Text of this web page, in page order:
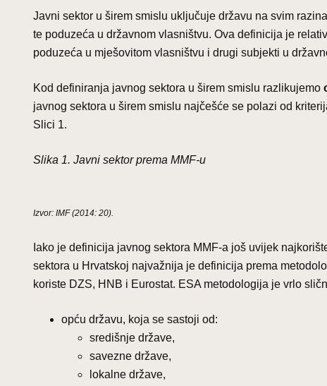
Javni sektor u širem smislu uključuje državu na svim
te poduzeća u državnom vlasništvu. Ova definicija je
poduzeća u mješovitom vlasništvu i drugi subjekti u
Kod definiranja javnog sektora u širem smislu razlikujemo
javnog sektora u širem smislu najčešće se polazi od
Slici 1.
Slika 1. Javni sektor prema MMF-u
Izvor: IMF (2014: 20).
Iako je definicija javnog sektora MMF-a još uvijek
sektora u Hrvatskoj najvažnija je definicija prema
koriste DZS, HNB i Eurostat. ESA metodologija je vrlo
opću državu, koja se sastoji od:
središnje države,
savezne države,
lokalne države,